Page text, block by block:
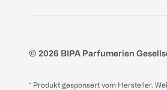
© 2026 BIPA Parfumerien
* Produkt gesponsert vom Hersteller.